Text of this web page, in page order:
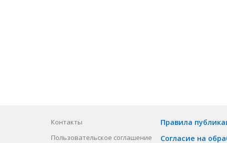
Контакты
Пользовательское соглашение
Правила
Согласие на